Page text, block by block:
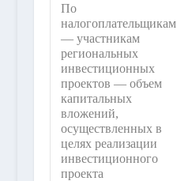
По
налогоплательщикам
— участникам
региональных
инвестиционных
проектов — объем
капитальных
вложений,
осуществленных в
целях реализации
инвестиционного
проекта